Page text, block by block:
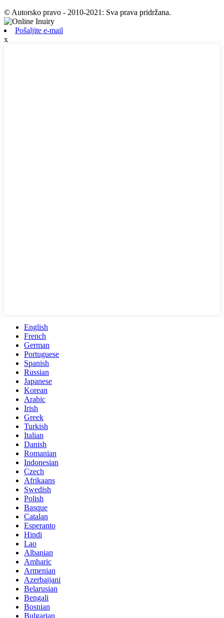
© Autorsko pravo - 2010-2021: Sva prava pridržana.
Pošaljite e-mail
x
English
French
German
Portuguese
Spanish
Russian
Japanese
Korean
Arabic
Irish
Greek
Turkish
Italian
Danish
Romanian
Indonesian
Czech
Afrikaans
Swedish
Polish
Basque
Catalan
Esperanto
Hindi
Lao
Albanian
Amharic
Armenian
Azerbaijani
Belarusian
Bengali
Bosnian
Bulgarian